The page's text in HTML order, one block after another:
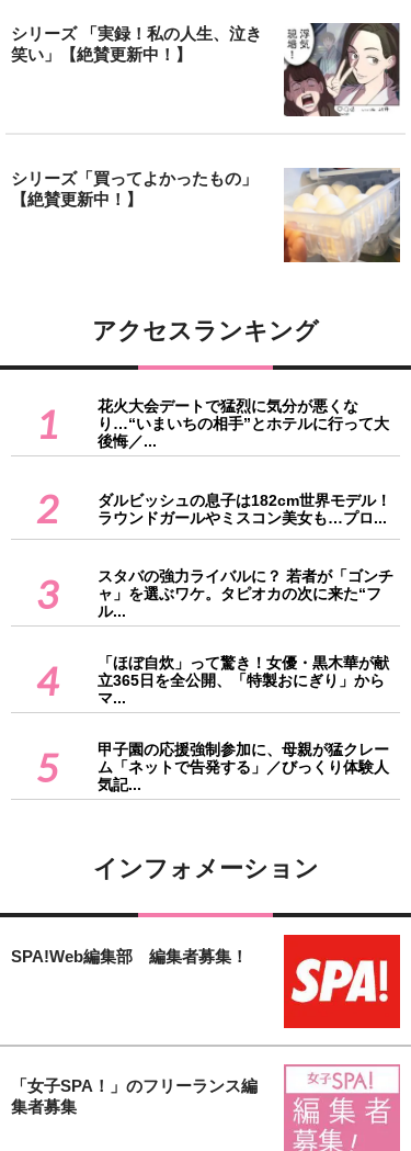
シリーズ 「実録！私の人生、泣き
笑い」【絶賛更新中！】
シリーズ「買ってよかったもの」
【絶賛更新中！】
アクセスランキング
1
花火大会デートで猛烈に気分が悪くな
り…“いまいちの相手”とホテルに行って大
後悔／...
2
ダルビッシュの息子は182cm世界モデル！
ラウンドガールやミスコン美女も…プロ...
3
スタバの強力ライバルに？ 若者が「ゴンチ
ャ」を選ぶワケ。タピオカの次に来た“フ
ル...
4
「ほぼ自炊」って驚き！女優・黒木華が献
立365日を全公開、「特製おにぎり」から
マ...
5
甲子園の応援強制参加に、母親が猛クレー
ム「ネットで告発する」／びっくり体験人
気記...
インフォメーション
SPA!Web編集部 編集者募集！
「女子SPA！」のフリーランス編
集者募集